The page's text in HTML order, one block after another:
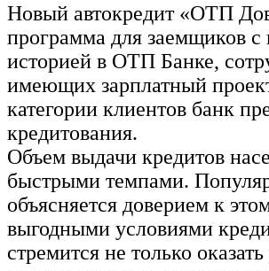
Новый автокредит «ОТП
программа для заемщиков
историей в ОТП Банке,
имеющих зарплатный
категории клиентов банк
кредитования.
Объем выдачи кредитов
быстрыми темпами.
объясняется доверием к
выгодными условиями
стремится не только